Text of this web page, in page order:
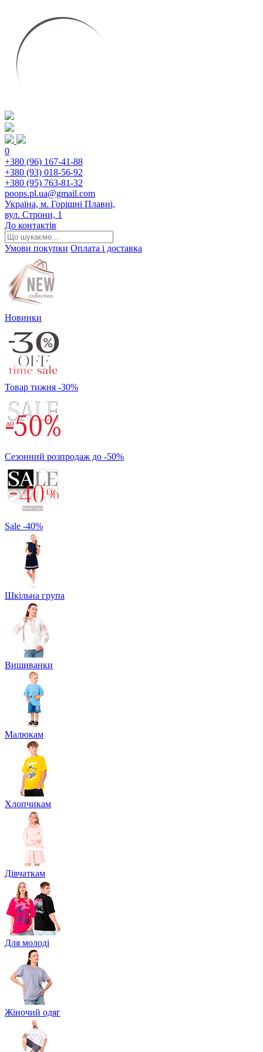
0
+380 (96) 167-41-88
+380 (93) 018-56-92
+380 (95) 763-81-32
poops.pl.ua@gmail.com
Україна, м. Горішні Плавні,
вул. Строни, 1
До контактів
Умови покупки Оплата і доставка
Новинки
Товар тижня -30%
Сезонний розпродаж до -50%
Sale -40%
Шкільна група
Вишиванки
Малюкам
Хлопчикам
Дівчаткам
Для молоді
Жіночий одяг